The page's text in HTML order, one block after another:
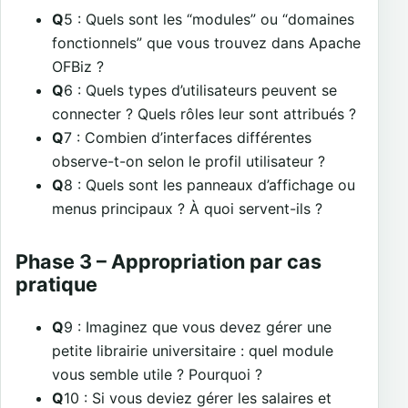
Q5 : Quels sont les “modules” ou “domaines
fonctionnels” que vous trouvez dans Apache
OFBiz ?
Q6 : Quels types d’utilisateurs peuvent se
connecter ? Quels rôles leur sont attribués ?
Q7 : Combien d’interfaces différentes
observe-t-on selon le profil utilisateur ?
Q8 : Quels sont les panneaux d’affichage ou
menus principaux ? À quoi servent-ils ?
Phase 3 – Appropriation par cas
pratique
Q9 : Imaginez que vous devez gérer une
petite librairie universitaire : quel module
vous semble utile ? Pourquoi ?
Q10 : Si vous deviez gérer les salaires et